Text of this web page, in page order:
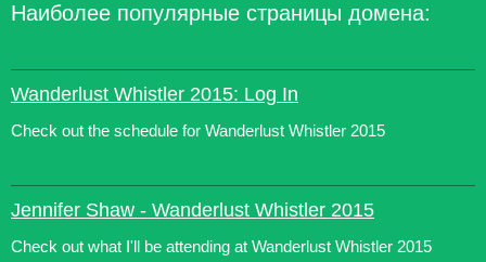
Наиболее популярные страницы домена:
Wanderlust Whistler 2015: Log In
Check out the schedule for Wanderlust Whistler 2015
Jennifer Shaw - Wanderlust Whistler 2015
Check out what I'll be attending at Wanderlust Whistler 2015